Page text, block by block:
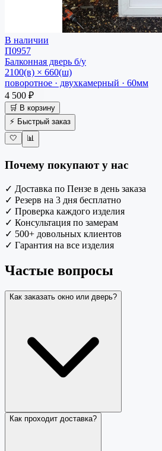
В наличии
П0957
Балконная дверь б/у
2100(в) × 660(ш)
поворотное · двухкамерный · 60мм
4 500 ₽
🛒 В корзину
⚡ Быстрый заказ
🤍
📊
Почему покупают у нас
✓ Доставка по Пензе в день заказа
✓ Резерв на 3 дня бесплатно
✓ Проверка каждого изделия
✓ Консультация по замерам
✓ 500+ довольных клиентов
✓ Гарантия на все изделия
Частые вопросы
Как заказать окно или дверь?
Как проходит доставка?